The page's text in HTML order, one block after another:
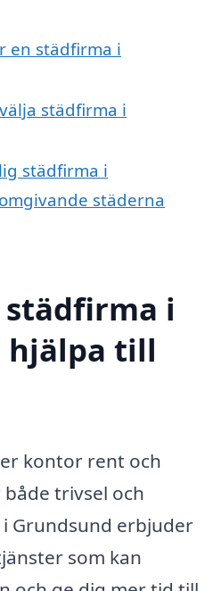
en städfirma i
städfirma i
städfirma i
städerna
städfirma i
hjälpa till
kontor rent och
trivsel och
Grundsund erbjuder
som kan